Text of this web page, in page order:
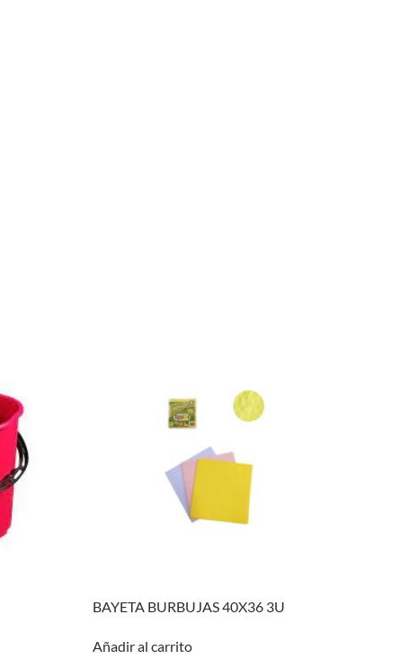
BAYETA BURBUJAS 40X36 3U
Añadir al carrito